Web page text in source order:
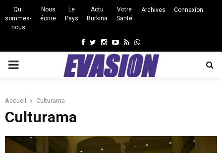
Qui
sommes-
nous
Nous
écrire
Le
Pays
Actu
Burkina
Votre
Santé
Archives Connexion
Facebook
Twitter
Instagram
Youtube
RssWhatsapp
PRIMARY
Accueil Culturama
Culturama